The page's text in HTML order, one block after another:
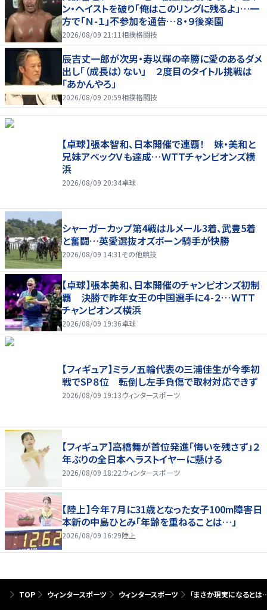
ン・ヘイストを破り「俺はこのリングに残るよ」…一
方で「Ｎ-１」不参加を通告…８・９後楽園
2026/08/09 21:11 相撲格闘技
辰吉丈一郎が次男・寿以輝の辛勝に愛のあるダメ
出し「（成長は）ない」 ２度目のタイトル挑戦は
「あかんやろ」
2026/08/09 20:59相撲格闘技
【卓球】張本智和、日本開催で連覇！ 妹・美和と
兄妹アベックＶも達成…ＷＴＴチャンピオンズ横
浜
2026/08/09 20:34卓球
シャーガーカップ第4戦はルメール3着、武豊5着
と奮闘…英愛選抜オズボーン騎手が快勝
2026/08/09 14:31 その他競技
【卓球】張本美和、日本開催のチャンピオンズ初制
覇 決勝で昨年女王の中国選手に４-２…ＷＴＴ
チャンピオンズ横浜
2026/08/09 19:36卓球
【フィギュア】ミラノ五輪代表の三浦佳生が今季初
戦でSP８位 転倒し左手負傷で取材対応できず
2026/08/09 19:13ウィンタースポーツ
【フィギュア】高橋舞が首位発進「悔いを残さず」２
年ぶりの全日本へラストイヤーに懸ける
2026/08/09 18:22ウィンタースポーツ
【陸上】今年７月に31歳となった女子100m障害日
本新の中島ひとみ「年齢を重ねることは…」
2026/08/09 16:29陸上
TOP ウィンタースポーツ ウィンタースポーツ 「まさか現実になるとは